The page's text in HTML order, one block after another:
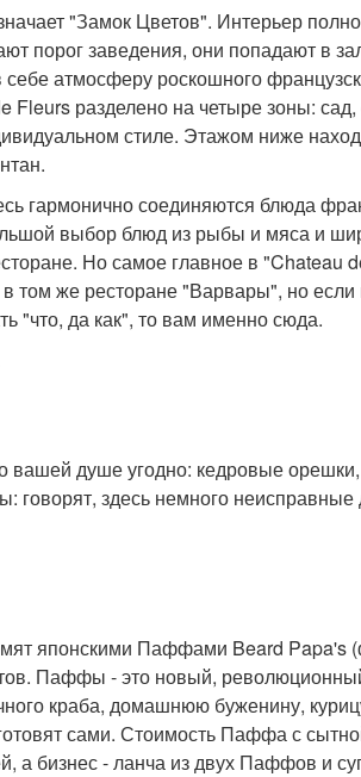
"Замок Цветов". Интерьер
порог заведения, они попадают в
атмосферу роскошного
Fleurs разделено на четыре зоны: сад,
стиле. Этажом ниже
гармонично соединяются блюда
выбор блюд из рыбы и мяса и
Но самое главное в "Chateau
же ресторане "Варвары", но если
"что, да как", то вам именно сюда.
вашей душе угодно: кедровые орешки,
говорят, здесь немного неисправные
японскими Паффами Beard Papa's
Паффы - это новый,
краба, домашнюю буженину,
сами. Стоимость Паффа с
а бизнес - ланча из двух Паффов и